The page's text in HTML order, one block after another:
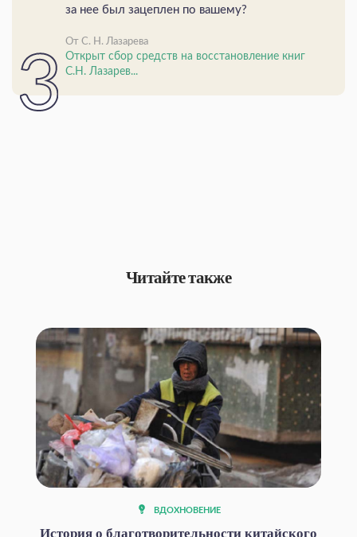
за нее был зацеплен по вашему?
От С. Н. Лазарева
Открыт сбор средств на восстановление книг
С.Н. Лазарев...
Читайте также
ВДОХНОВЕНИЕ
История о благотворительности китайского